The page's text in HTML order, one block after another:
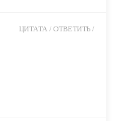
ЦИТАТА / ОТВЕТИТЬ /